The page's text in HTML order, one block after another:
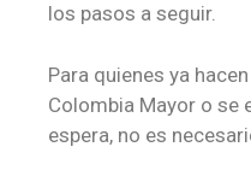
los pasos a seguir.
Para quienes ya
Colombia Mayor o se
espera, no es